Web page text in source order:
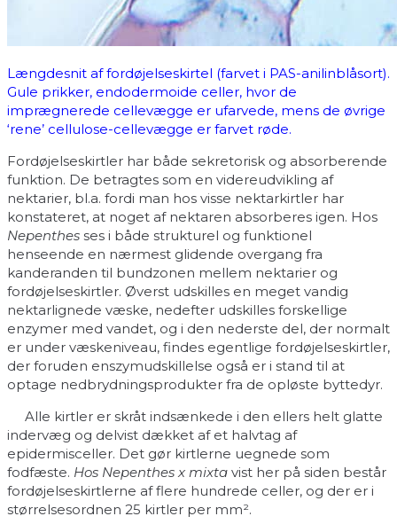
Længdesnit af fordøjelseskirtel (farvet i PAS-anilinblåsort).
Gule prikker, endodermoide celler, hvor de
imprægnerede cellevægge er ufarvede, mens de øvrige
‘rene’ cellulose-cellevægge er farvet røde.
Fordøjelseskirtler har både sekretorisk og absorberende
funktion. De betragtes som en videreudvikling af
nektarier, bl.a. fordi man hos visse nektarkirtler har
konstateret, at noget af nektaren absorberes igen. Hos
Nepenthes ses i både strukturel og funktionel
henseende en nærmest glidende overgang fra
kanderanden til bundzonen mellem nektarier og
fordøjelseskirtler. Øverst udskilles en meget vandig
nektarlignede væske, nedefter udskilles forskellige
enzymer med vandet, og i den nederste del, der normalt
er under væskeniveau, findes egentlige fordøjelseskirtler,
der foruden enszymudskillelse også er i stand til at
optage nedbrydningsprodukter fra de opløste byttedyr.
Alle kirtler er skråt indsænkede i den ellers helt glatte
indervæg og delvist dækket af et halvtag af
epidermisceller. Det gør kirtlerne uegnede som
fodfæste. Hos Nepenthes x mixta vist her på siden består
fordøjelseskirtlerne af flere hundrede celler, og der er i
størrelsesordnen 25 kirtler per mm².